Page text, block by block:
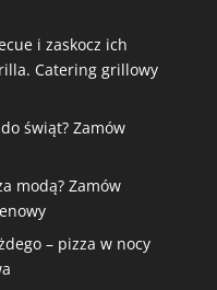
i zaskocz ich
Catering grillowy
świąt? Zamów
modą? Zamów
– pizza w nocy